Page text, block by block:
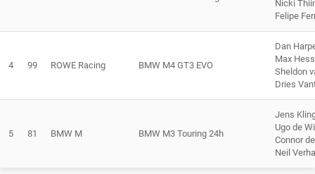
Nicki
Felipe
4 99 ROWE Racing BMW M4 GT3 EVO
Dan
Max
Sheldon
Dries
5 81 BMW M BMW M3 Touring 24h
Jens
Ugo de
Connor
Neil